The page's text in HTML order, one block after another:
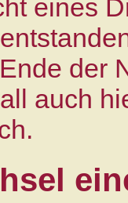
eines
der
auch